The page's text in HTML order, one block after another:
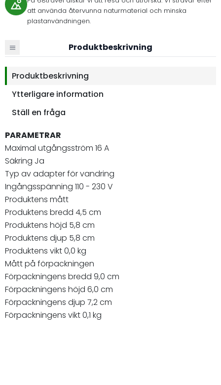
att använda återvunna naturmaterial och minska
plastanvändningen.
Produktbeskrivning
Produktbeskrivning
Ytterligare information
Ställ en fråga
PARAMETRAR
Maximal utgångsström 16 A
Säkring Ja
Typ av adapter för vandring
Ingångsspänning 110 - 230 V
Produktens mått
Produktens bredd 4,5 cm
Produktens höjd 5,8 cm
Produktens djup 5,8 cm
Produktens vikt 0,0 kg
Mått på förpackningen
Förpackningens bredd 9,0 cm
Förpackningens höjd 6,0 cm
Förpackningens djup 7,2 cm
Förpackningens vikt 0,1 kg